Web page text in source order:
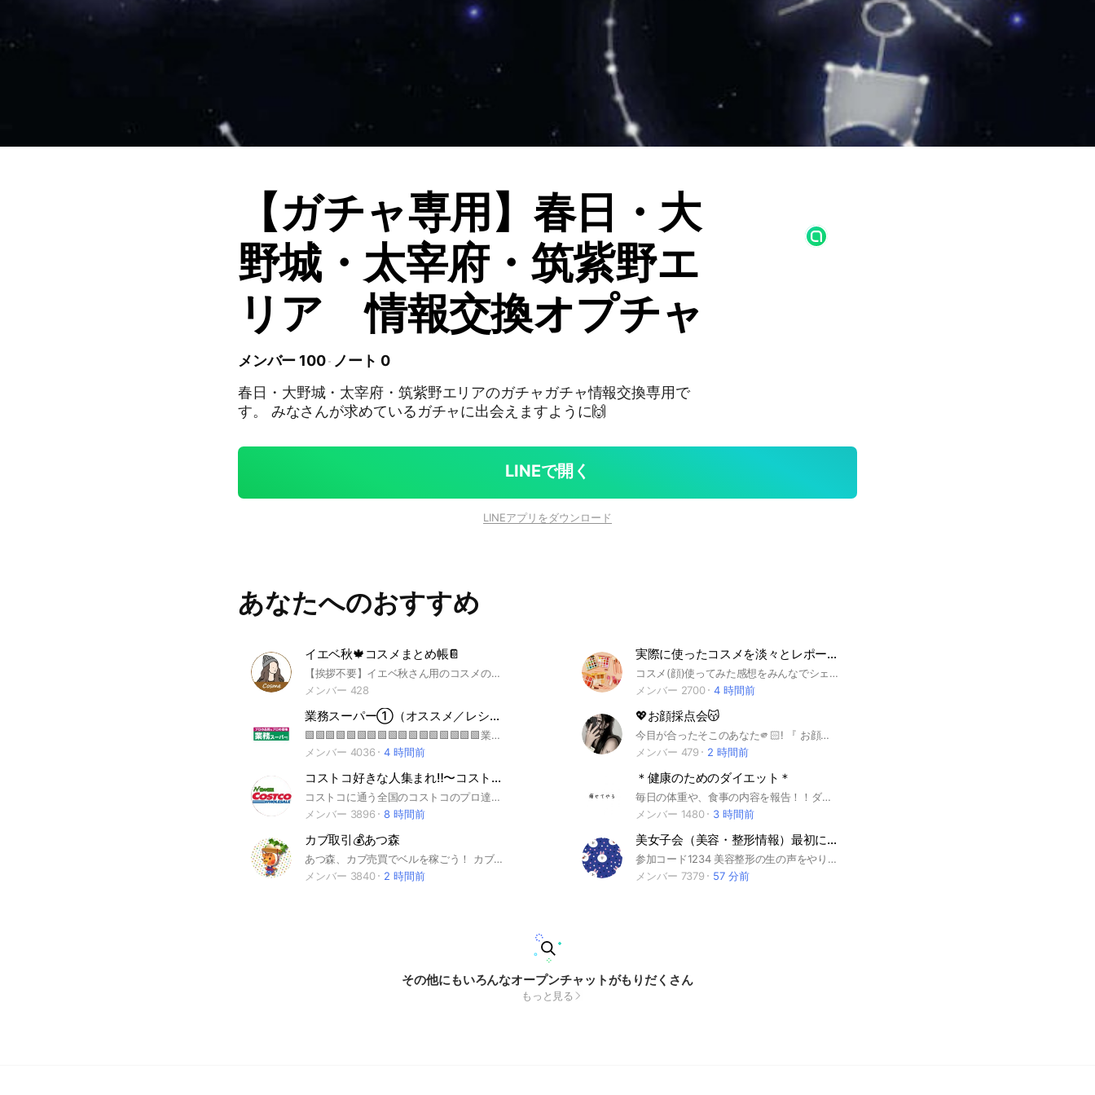
【ガチャ専用】春日・大
野城・太宰府・筑紫野エ
リア 情報交換オプチャ
メンバー 100
ノート 0
春日・大野城・太宰府・筑紫野エリアのガチャガチャ情報交換専用で
す。 みなさんが求めているガチャに出会えますように🙌
LINEで開く
LINEアプリをダウンロード
あなたへのおすすめ
イエベ秋🍁コスメまとめ帳📔
【挨拶不要】イエベ秋さん用のコスメのまとめコミュニティです✨ パーソナルカラー/ブルベ/骨格診断/顔タイプ診断/女子力UP/グリベ/服装/コーデ/美容
メンバー 428
実際に使ったコスメを淡々とレポート💄
コスメ(顔)使ってみた感想をみんなでシェア♪※入会、退会の際挨拶不要です※ #メイク #コスメ #プチプラ #デパコス #オシャレ #かわいい #女子力 #おすすめ #韓国コスメ #中国コスメ #情報
メンバー 2700
4 時間前
業務スーパー①（オススメ／レシピ／情報交換）
🟩🟩🟩🟩🟩🟩🟩🟩🟩🟩🟩🟩🟩🟩🟩🟩🟩業務スーパーのオススメ商品・レシピ・情報交換チャット🟩🟩🟩🟩🟩🟩🟩🟩🟩🟩🟩🟩🟩🟩🟩 おかげさまで業務スーパー本部の方までも参加する情報板になりました‼️ 料理スキルの高いママさん方のレシピや料理写真がノート、リレーで雑誌並みに蓄積中❤️ ひたすら飯テロリレー開催中😘 皆さんの食卓の写真は色とりどりで雑誌並み⁉️ 是非是非ご参加下さい❣️
メンバー 4036
4 時間前
💖お顔採点会😽
今目が合ったそこのあなた🫵🏻! 『 お顔採点会 』に興味はありませんか? ここは自分のお顔を採点してもらうところ! 1〜100で採点します‪⸜‪‪‪‪‪︎👍‪‪︎⸝‬‬‬‬‬‬‬‬ お世辞は一切含みません! 事実を伝えさせていただくので採点内容で傷ついても自己責任でお願いします🙏🏻 ̖́- 採点してもらうお顔は加工でも大丈夫!顔の1部分でも採点します🙇🏻‍♀️ ̖́- あ、拾い画はダメだからね？笑 お顔に自信がない方でも大丈夫👌🏻⸝⋆ お顔が可愛くないと思っていても意外に可愛いかもですよ🪄💞 見るだけでもおっけーです！ また、雰囲気だけとか日常の投稿とかでも🙆‍♀️ ノートは好きに使ってください‼️ ここのオプでは雑談したりもします🤟💞 メンバーはみんな『友達』です！ 入ってきて早々タメ口でも🙆‍♀️ 入ってくれたらすごーく喜びます🙌🏻 じゃあ採点会場でお待ちしてます🙇🏻‍♀️ #顔採点
メンバー 479
2 時間前
コストコ好きな人集まれ‼️〜コストコ研究室〜買い物・お得情報
コストコに通う全国のコストコのプロ達がマル秘お得情報などを紹介するグループです‼️
メンバー 3896
8 時間前
＊健康のためのダイエット＊
毎日の体重や、食事の内容を報告！！ダイエット頑張っている方、一緒に励まし合いながら頑張りましょう #運動 #ストレッチ #筋トレ #食事制限 #情報 #健康 #ダイエット #減量 #痩せる #家で #梅雨 #雨の日 #室内 #お家トレーニング #自宅 #家でできる #体幹 #体重
メンバー 1480
3 時間前
カブ取引💰あつ森
あつ森、カブ売買でベルを稼ごう！ カブが高値の島オーナーさん、お待ちしております。通行料はオーナーさんが自由に設定してください。 #あつ森 #あつまれどうぶつの森 #カブ #株 #ウリ #ベル #攻略 #情報 #交流 #交換 #Switch #募集 #株価 #カブ価 #初心者
メンバー 3840
2 時間前
美女子会（美容・整形情報）最初にノート見てください
参加コード1234 美容整形の生の声をやりとりできるグループです♪ ステマ一切なしの本当の情報を教えてください❤️ 韓国 ファッション コスメ グルメ 女子力 旅行 メイク
メンバー 7379
57 分前
その他にもいろんなオープンチャットがもりだくさん
もっと見る